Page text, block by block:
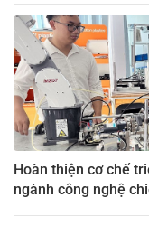
Hoàn thiện cơ chế
ngành công nghệ